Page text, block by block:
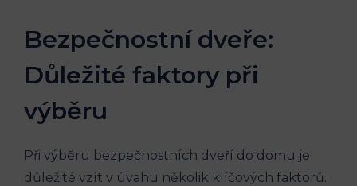
Bezpečnostní dveře:
Důležité faktory při
výběru
Při výběru bezpečnostních dveří do domu je
důležité vzít v úvahu několik klíčových faktorů.